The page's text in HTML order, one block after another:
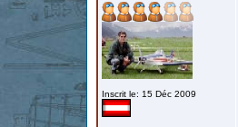
Inscrit le: 15 Déc 2009